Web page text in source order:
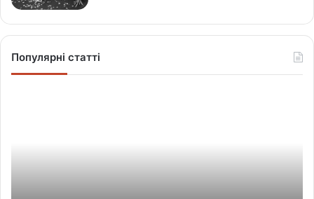
Популярні статті